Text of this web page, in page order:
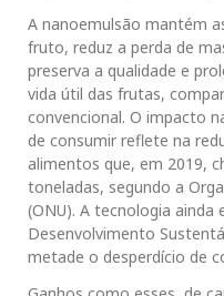
A nanoemulsão mantém
fruto, reduz a perda de
preserva a qualidade e
vida útil das frutas,
convencional. O impacto
de consumir reflete na
alimentos que, em 2019,
toneladas, segundo a
(ONU). A tecnologia
Desenvolvimento
metade o desperdício de